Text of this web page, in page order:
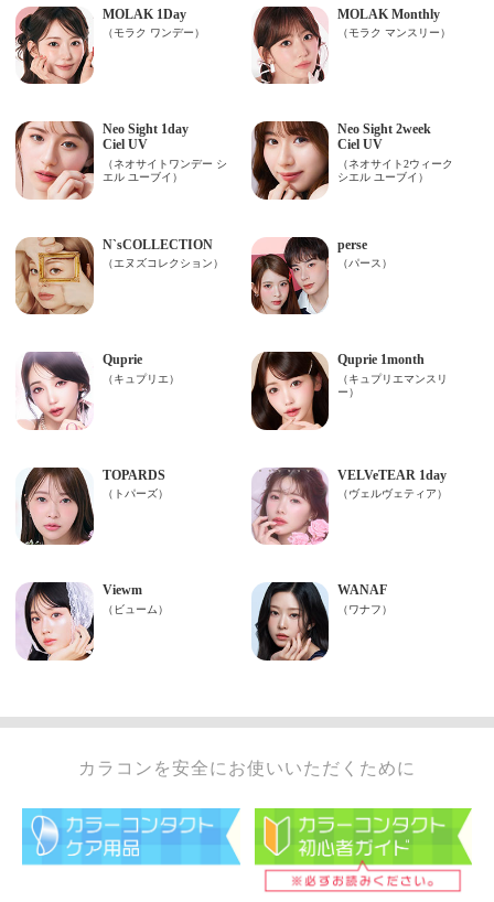
カラコンを安全にお使いいただくために